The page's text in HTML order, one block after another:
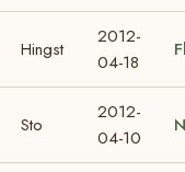
Hingst
2012-
04-18
Sto
2012-
04-10